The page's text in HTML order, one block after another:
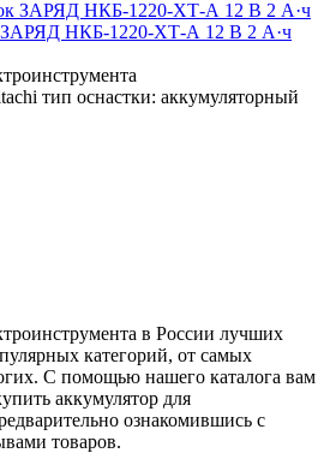
ЗАРЯД НКБ-1220-ХТ-А 12 В 2 А·ч
тип оснастки: аккумуляторный
в России лучших
категорий, от самых
С помощью нашего каталога вам
аккумулятор для
ознакомившись с
товаров.